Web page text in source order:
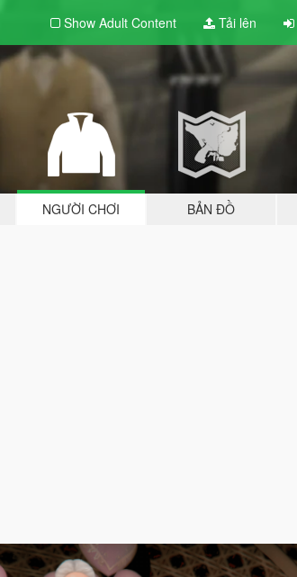
Show Adult Content Tải lên
NGƯỜI CHƠI BẢN ĐỒ